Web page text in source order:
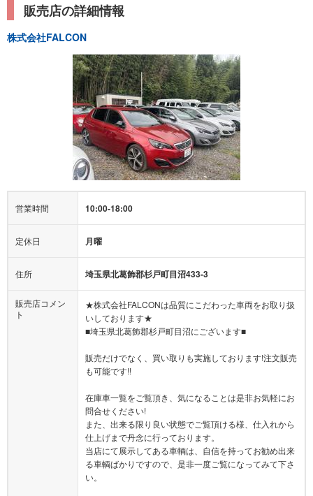
販売店の詳細情報
株式会社FALCON
営業時間 10:00-18:00
定休日 月曜
住所 埼玉県北葛飾郡杉戸町目沼433-3
販売店コメン
ト
★株式会社FALCONは品質にこだわった車両をお取り扱
いしております★
■埼玉県北葛飾郡杉戸町目沼にございます■
販売だけでなく、買い取りも実施しております!注文販売
も可能です!!
在庫車一覧をご覧頂き、気になることは是非お気軽にお
問合せください!
また、出来る限り良い状態でご覧頂ける様、仕入れから
仕上げまで丹念に行っております。
当店にて展示してある車輌は、自信を持ってお勧め出来
る車輌ばかりですので、是非一度ご覧になってみて下さ
い。